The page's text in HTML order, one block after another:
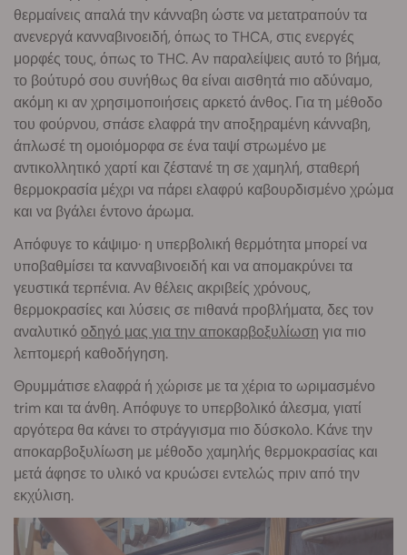
θερμαίνεις απαλά την κάνναβη ώστε να μετατραπούν τα
ανενεργά κανναβινοειδή, όπως το THCA, στις ενεργές
μορφές τους, όπως το THC. Αν παραλείψεις αυτό το βήμα,
το βούτυρό σου συνήθως θα είναι αισθητά πιο αδύναμο,
ακόμη κι αν χρησιμοποιήσεις αρκετό άνθος. Για τη μέθοδο
του φούρνου, σπάσε ελαφρά την αποξηραμένη κάνναβη,
άπλωσέ τη ομοιόμορφα σε ένα ταψί στρωμένο με
αντικολλητικό χαρτί και ζέστανέ τη σε χαμηλή, σταθερή
θερμοκρασία μέχρι να πάρει ελαφρύ καβουρδισμένο χρώμα
και να βγάλει έντονο άρωμα.
Απόφυγε το κάψιμο· η υπερβολική θερμότητα μπορεί να
υποβαθμίσει τα κανναβινοειδή και να απομακρύνει τα
γευστικά τερπένια. Αν θέλεις ακριβείς χρόνους,
θερμοκρασίες και λύσεις σε πιθανά προβλήματα, δες τον
αναλυτικό οδηγό μας για την αποκαρβοξυλίωση για πιο
λεπτομερή καθοδήγηση.
Θρυμμάτισε ελαφρά ή χώρισε με τα χέρια το ωριμασμένο
trim και τα άνθη. Απόφυγε το υπερβολικό άλεσμα, γιατί
αργότερα θα κάνει το στράγγισμα πιο δύσκολο. Κάνε την
αποκαρβοξυλίωση με μέθοδο χαμηλής θερμοκρασίας και
μετά άφησε το υλικό να κρυώσει εντελώς πριν από την
εκχύλιση.